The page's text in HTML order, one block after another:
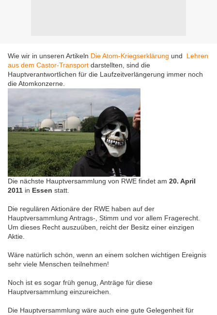
Wie wir in unseren Artikeln Die Atom-Kriegserklärung und Lehren
aus dem Castor-Transport darstellten, sind die
Hauptverantwortlichen für die Laufzeitverlängerung immer noch
die Atomkonzerne.
Die nächste Hauptversammlung von RWE findet am 20. April
2011 in Essen statt.
Die regulären Aktionäre der RWE haben auf der
Hauptversammlung Antrags-, Stimm und vor allem Fragerecht.
Um dieses Recht auszuüben, reicht der Besitz einer einzigen
Aktie.
Wäre natürlich schön, wenn an einem solchen wichtigen Ereignis
sehr viele Menschen teilnehmen!
Noch ist es sogar früh genug, Anträge für diese
Hauptversammlung einzureichen.
Die Hauptversammlung wäre auch eine gute Gelegenheit für